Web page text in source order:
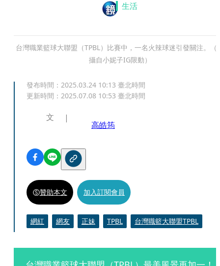
生活
台灣職業籃球大聯盟（TPBL）比賽中，一名火辣球迷引發關注。（
攝自小妮子IG限動）
發布時間： 2025.03.24 10:13 臺北時間
更新時間： 2025.07.08 10:53 臺北時間
文
高皓筠
贊助本文 加入訂閱會員
網紅 網友 正妹 TPBL 台灣職籃大聯盟TPBL